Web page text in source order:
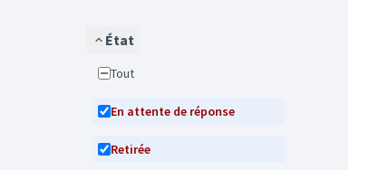
État
Tout
En attente de réponse
Retirée